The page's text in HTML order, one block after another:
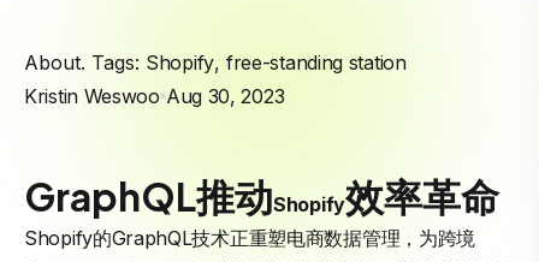
About. Tags: Shopify, free-standing station
Kristin Weswoo Aug 30, 2023
GraphQL推动Shopify效率革命
Shopify的GraphQL技术正重塑电商数据管理，为跨境